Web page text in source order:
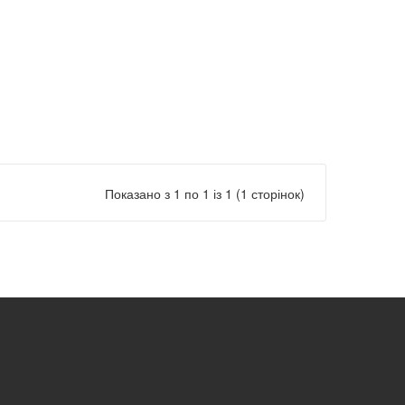
Показано з 1 по 1 із 1 (1 сторінок)